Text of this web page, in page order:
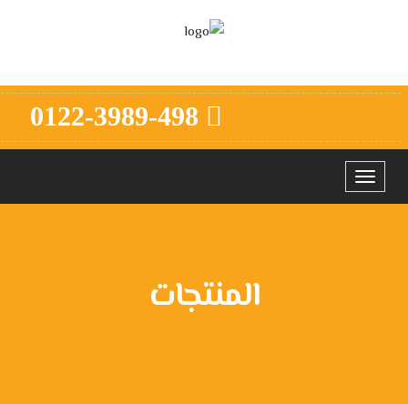
Toggle
navigation
المنتجات